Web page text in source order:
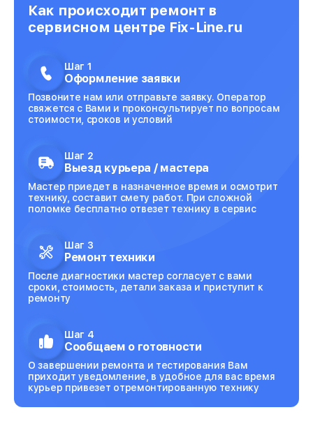
Как происходит ремонт в
сервисном центре Fix-Line.ru
Шаг 1
Оформление заявки
Позвоните нам или отправьте заявку. Оператор
свяжется с Вами и проконсультирует по вопросам
стоимости, сроков и условий
Шаг 2
Выезд курьера / мастера
Мастер приедет в назначенное время и осмотрит
технику, составит смету работ. При сложной
поломке бесплатно отвезет технику в сервис
Шаг 3
Ремонт техники
После диагностики мастер согласует с вами
сроки, стоимость, детали заказа и приступит к
ремонту
Шаг 4
Сообщаем о готовности
О завершении ремонта и тестирования Вам
приходит уведомление, в удобное для вас время
курьер привезет отремонтированную технику